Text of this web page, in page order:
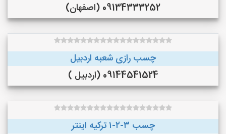
09134333252 (اصفهان)
چسب رازی شعبه اردبیل
09144541524 (اردبیل )
چسب ۳-۲-۱ ترکیه اینتر